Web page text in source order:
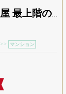
南東角部屋 最上階のリフォーム物件
>> マンション